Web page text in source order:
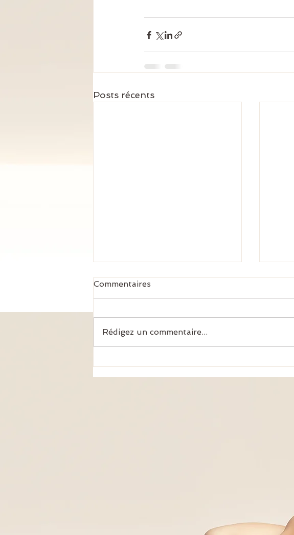
Posts récents
Commentaires
Rédigez un commentaire...